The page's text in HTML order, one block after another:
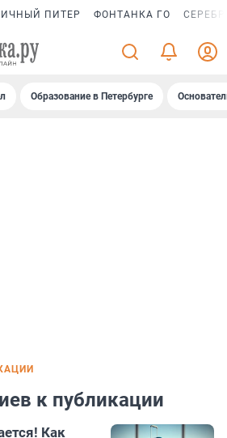
ПИТЕР ФОНТАНКА ГО
Образование в Петербурге
к публикации
Как